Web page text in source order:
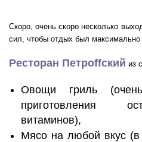
Скоро, очень скоро несколько
сил, чтобы отдых был
Ресторан Петроffский из
Овощи гриль
приготовления
витаминов),
Мясо на любой вкус